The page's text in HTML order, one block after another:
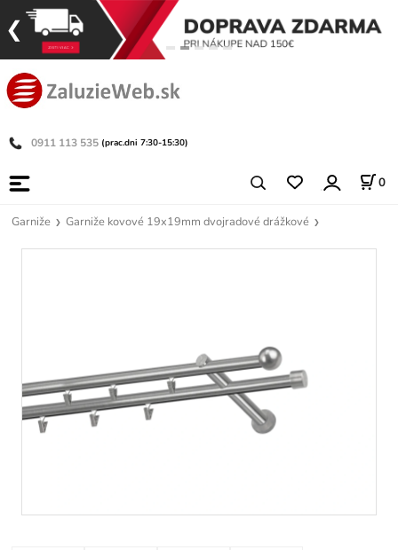
0911 113 535 (prac.dni 7:30-15:30)
0
Garniže Garniže kovové 19x19mm dvojradové drážkové